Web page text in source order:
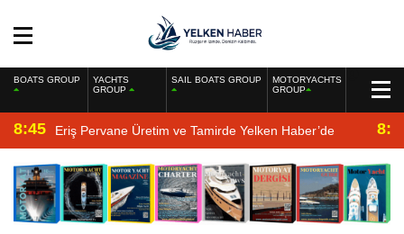
BOATS GROUP
YACHTS
GROUP
SAIL BOATS GROUP
MOTORYACHTS
GROUP
8:45 Eriş Pervane Üretim ve Tamirde Yelken Haber’de